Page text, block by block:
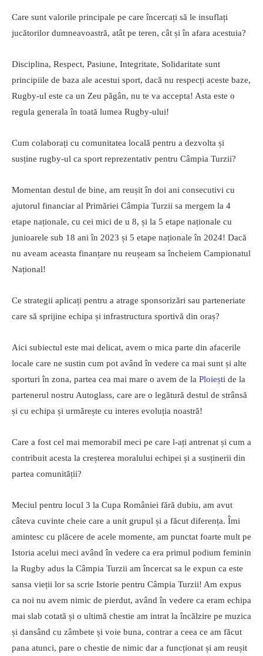
Care sunt valorile principale pe care încercați să le insuflați
jucătorilor dumneavoastră, atât pe teren, cât și în afara acestuia?
Disciplina, Respect, Pasiune, Integritate, Solidaritate sunt
principiile de baza ale acestui sport, dacă nu respecți aceste baze,
Rugby-ul este ca un Zeu păgân, nu te va accepta! Asta este o
regula generala în toată lumea Rugby-ului!
Cum colaborați cu comunitatea locală pentru a dezvolta și
susține rugby-ul ca sport reprezentativ pentru Câmpia Turzii?
Momentan destul de bine, am reușit în doi ani consecutivi cu
ajutorul financiar al Primăriei Câmpia Turzii sa mergem la 4
etape naționale, cu cei mici de u 8, și la 5 etape naționale cu
junioarele sub 18 ani în 2023 și 5 etape naționale în 2024! Dacă
nu aveam aceasta finanțare nu reușeam sa încheiem Campionatul
Național!
Ce strategii aplicați pentru a atrage sponsorizări sau parteneriate
care să sprijine echipa și infrastructura sportivă din oraș?
Aici subiectul este mai delicat, avem o mica parte din afacerile
locale care ne sustin cum pot având în vedere ca mai sunt și alte
sporturi în zona, partea cea mai mare o avem de la Ploiești de la
partenerul nostru Autoglass, care are o legătură destul de strânsă
și cu echipa și urmărește cu interes evoluția noastră!
Care a fost cel mai memorabil meci pe care l-ați antrenat și cum a
contribuit acesta la creșterea moralului echipei și a susținerii din
partea comunității?
Meciul pentru locul 3 la Cupa României fără dubiu, am avut
câteva cuvinte cheie care a unit grupul și a făcut diferența. Îmi
amintesc cu plăcere de acele momente, am punctat foarte mult pe
Istoria acelui meci având în vedere ca era primul podium feminin
la Rugby adus la Câmpia Turzii am încercat sa le expun ca este
sansa vieții lor sa scrie Istorie pentru Câmpia Turzii! Am expus
ca noi nu avem nimic de pierdut, având în vedere ca eram echipa
mai slab cotată și o ultimă chestie am intrat la încălzire pe muzica
și dansând cu zâmbete și voie buna, contrar a ceea ce am făcut
pana atunci, pare o chestie de nimic dar a funcționat și am reușit